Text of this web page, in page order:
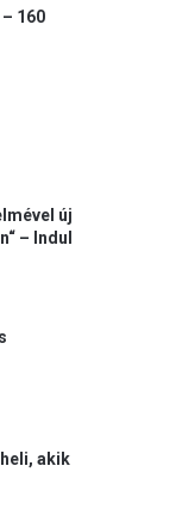
160
új
– Indul
akik